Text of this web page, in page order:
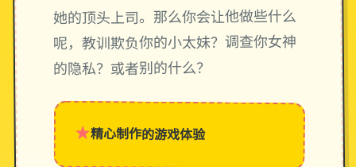
她的顶头上司。那么你会让他做些什么
呢，教训欺负你的小太妹？调查你女神
的隐私？或者别的什么？
★精心制作的游戏体验